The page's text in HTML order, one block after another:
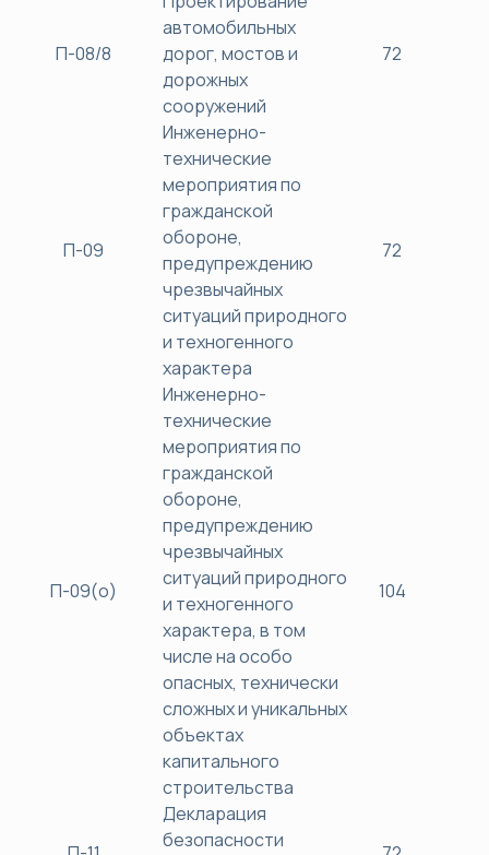
П-08/8
автомобильных
дорог, мостов и
дорожных
сооружений
72
П-09
Инженерно-
технические
мероприятия по
гражданской
обороне,
предупреждению
чрезвычайных
ситуаций природного
и техногенного
характера
72
П-09(о)
Инженерно-
технические
мероприятия по
гражданской
обороне,
предупреждению
чрезвычайных
ситуаций природного
и техногенного
характера, в том
числе на особо
опасных, технически
сложных и уникальных
объектах
капитального
строительства
104
Декларация
безопасности